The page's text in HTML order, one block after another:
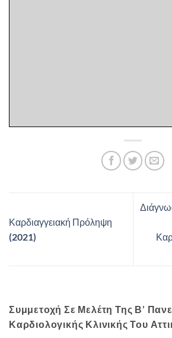
Καρδιαγγειακή Πρόληψη
(2021)
Συμμετοχή Σε Μελέτη Της Β’
Καρδιολογικής Κλινικής Του